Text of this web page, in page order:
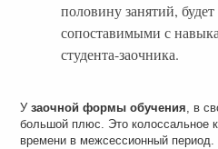
половину занятий,
сопоставимыми с
студента-заочника.
Узаочной формы обучения, в
большой плюс. Это колоссальное
времени в межсессионный